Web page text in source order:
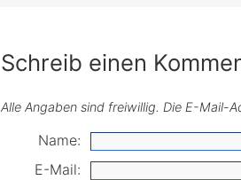
Schreib einen
Alle Angaben sind freiwillig. Die E-Mail-
Name:
E-Mail: